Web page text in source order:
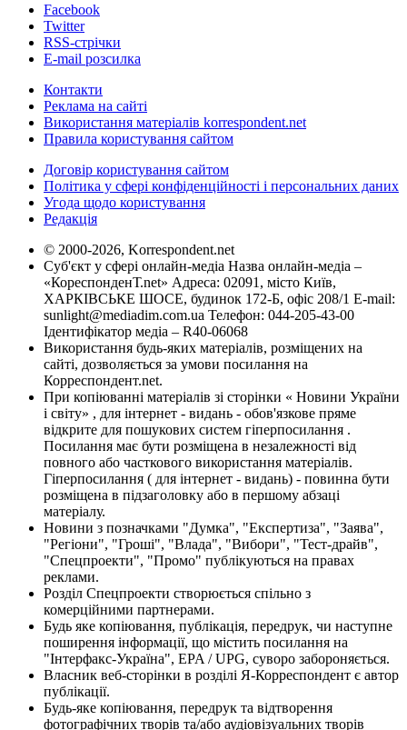
Facebook
Twitter
RSS-стрічки
E-mail розсилка
Контакти
Реклама на сайті
Використання матеріалів korrespondent.net
Правила користування сайтом
Договір користування сайтом
Політика у сфері конфіденційності і персональних даних
Угода щодо користування
Редакція
© 2000-2026, Korrespondent.net
Суб'єкт у сфері онлайн-медіа Назва онлайн-медіа –
«КореспонденТ.net» Адреса: 02091, місто Київ,
ХАРКІВСЬКЕ ШОСЕ, будинок 172-Б, офіс 208/1 E-mail:
sunlight@mediadim.com.ua Телефон: 044-205-43-00
Ідентифікатор медіа – R40-06068
Використання будь-яких матеріалів, розміщених на
сайті, дозволяється за умови посилання на
Корреспондент.net.
При копіюванні матеріалів зі сторінки « Новини України
і світу» , для інтернет - видань - обов'язкове пряме
відкрите для пошукових систем гіперпосилання .
Посилання має бути розміщена в незалежності від
повного або часткового використання матеріалів.
Гіперпосилання ( для інтернет - видань) - повинна бути
розміщена в підзаголовку або в першому абзаці
матеріалу.
Новини з позначками "Думка", "Експертиза", "Заява",
"Регіони", "Гроші", "Влада", "Вибори", "Тест-драйв",
"Спецпроекти", "Промо" публікуються на правах
реклами.
Розділ Спецпроекти створюється спільно з
комерційними партнерами.
Будь яке копіювання, публікація, передрук, чи наступне
поширення інформації, що містить посилання на
"Інтерфакс-Україна", EPA / UPG, суворо забороняється.
Власник веб-сторінки в розділі Я-Корреспондент є автор
публікації.
Будь-яке копіювання, передрук та відтворення
фотографічних творів та/або аудіовізуальних творів